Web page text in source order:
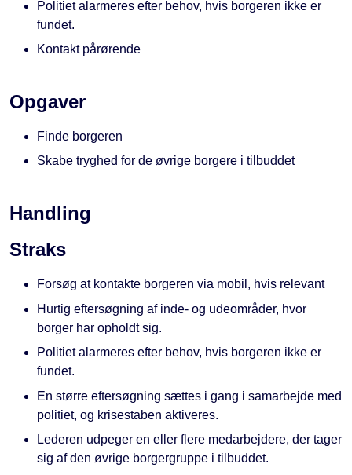
Politiet alarmeres efter behov, hvis borgeren ikke er
fundet.
Kontakt pårørende
Opgaver
Finde borgeren
Skabe tryghed for de øvrige borgere i tilbuddet
Handling
Straks
Forsøg at kontakte borgeren via mobil, hvis relevant
Hurtig eftersøgning af inde- og udeområder, hvor
borger har opholdt sig.
Politiet alarmeres efter behov, hvis borgeren ikke er
fundet.
En større eftersøgning sættes i gang i samarbejde med
politiet, og krisestaben aktiveres.
Lederen udpeger en eller flere medarbejdere, der tager
sig af den øvrige borgergruppe i tilbuddet.